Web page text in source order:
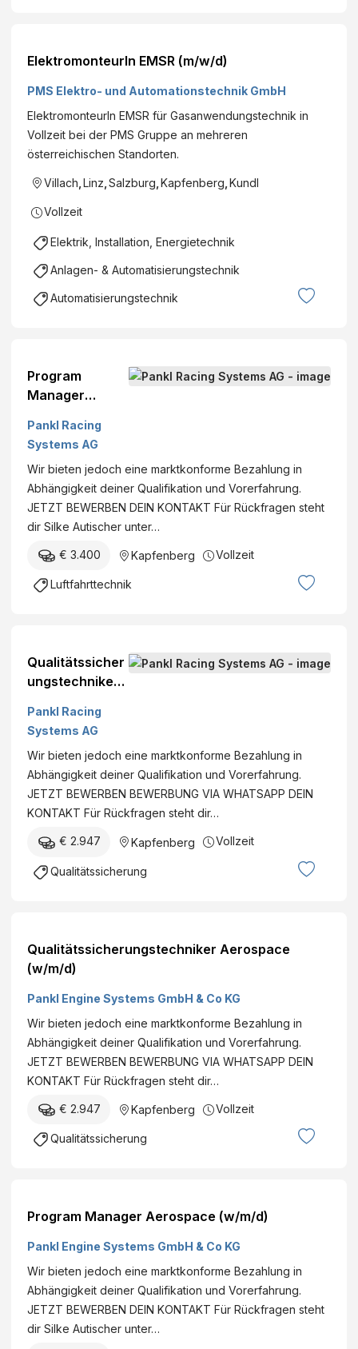
ElektromonteurIn EMSR (m/w/d)
PMS Elektro- und Automationstechnik GmbH
ElektromonteurIn EMSR für Gasanwendungstechnik in
Vollzeit bei der PMS Gruppe an mehreren
österreichischen Standorten.
Villach Linz Salzburg Kapfenberg Kundl
Vollzeit
Elektrik, Installation, Energietechnik
Anlagen- & Automatisierungstechnik
Automatisierungstechnik
Program
Manager
(w/m/d)
Pankl Racing
Systems AG
Wir bieten jedoch eine marktkonforme Bezahlung in
Abhängigkeit deiner Qualifikation und Vorerfahrung.
JETZT BEWERBEN DEIN KONTAKT Für Rückfragen steht
dir Silke Autischer unter…
€ 3.400 Kapfenberg Vollzeit
Luftfahrttechnik
Qualitätssicher
ungstechniker
(w/m/d)
Pankl Racing
Systems AG
Wir bieten jedoch eine marktkonforme Bezahlung in
Abhängigkeit deiner Qualifikation und Vorerfahrung.
JETZT BEWERBEN BEWERBUNG VIA WHATSAPP DEIN
KONTAKT Für Rückfragen steht dir…
€ 2.947 Kapfenberg Vollzeit
Qualitätssicherung
Qualitätssicherungstechniker Aerospace
(w/m/d)
Pankl Engine Systems GmbH & Co KG
Wir bieten jedoch eine marktkonforme Bezahlung in
Abhängigkeit deiner Qualifikation und Vorerfahrung.
JETZT BEWERBEN BEWERBUNG VIA WHATSAPP DEIN
KONTAKT Für Rückfragen steht dir…
€ 2.947 Kapfenberg Vollzeit
Qualitätssicherung
Program Manager Aerospace (w/m/d)
Pankl Engine Systems GmbH & Co KG
Wir bieten jedoch eine marktkonforme Bezahlung in
Abhängigkeit deiner Qualifikation und Vorerfahrung.
JETZT BEWERBEN DEIN KONTAKT Für Rückfragen steht
dir Silke Autischer unter…